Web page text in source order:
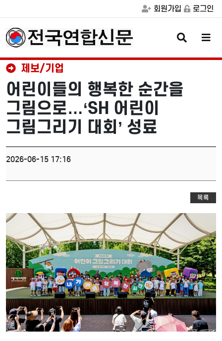
회원가입 로그인
검
색
버
메
버
제보/기업
어린이들의 행복한 순간을
그림으로…‘SH 어린이
그림그리기 대회’ 성료
2026-06-15 17:16
목록